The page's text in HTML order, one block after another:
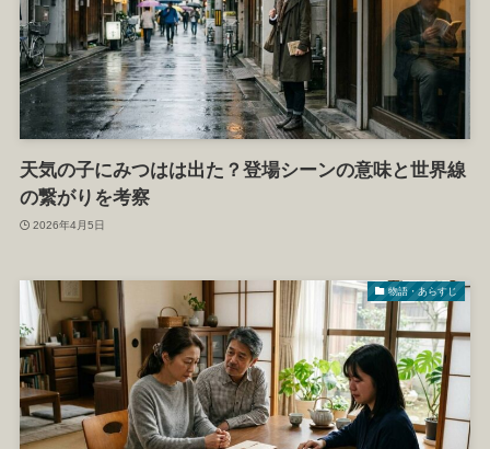
天気の子にみつはは出た？登場シーンの意味と世界線
の繋がりを考察
2026年4月5日
物語・あらすじ